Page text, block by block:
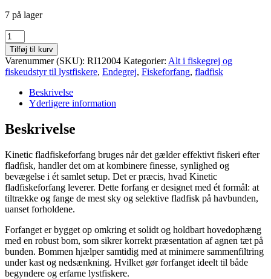
7 på lager
Kinetic
fladfiskeforfang
antal
Tilføj til kurv
Varenummer (SKU): RI12004 Kategorier: Alt i fiskegrej og
fiskeudstyr til lystfiskere, Endegrej, Fiskeforfang, fladfisk
Beskrivelse
Yderligere information
Beskrivelse
Kinetic fladfiskeforfang bruges når det gælder effektivt fiskeri efter
fladfisk, handler det om at kombinere finesse, synlighed og
bevægelse i ét samlet setup. Det er præcis, hvad Kinetic
fladfiskeforfang leverer. Dette forfang er designet med ét formål: at
tiltrække og fange de mest sky og selektive fladfisk på havbunden,
uanset forholdene.
Forfanget er bygget op omkring et solidt og holdbart hovedophæng
med en robust bom, som sikrer korrekt præsentation af agnen tæt på
bunden. Bommen hjælper samtidig med at minimere sammenfiltring
under kast og nedsænkning. Hvilket gør forfanget ideelt til både
begyndere og erfarne lystfiskere.